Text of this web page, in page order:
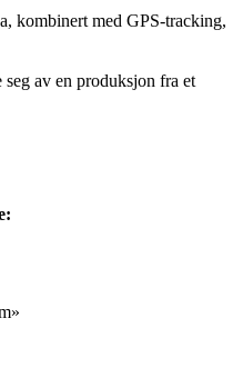
kombinert med GPS-tracking,
av en produksjon fra et